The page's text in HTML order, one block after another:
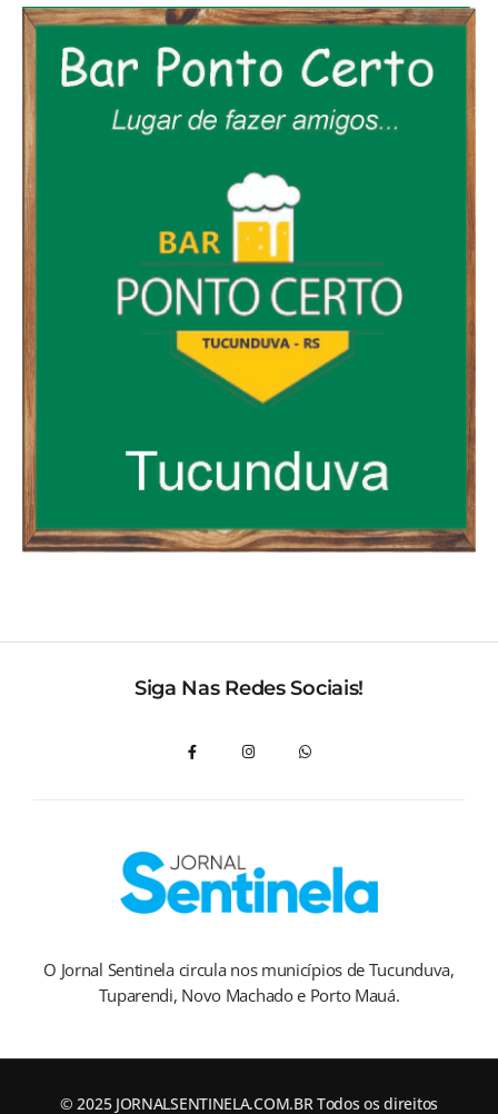
Siga Nas Redes Sociais!
O Jornal Sentinela circula nos municípios de Tucunduva,
Tuparendi, Novo Machado e Porto Mauá.
© 2025 JORNALSENTINELA.COM.BR Todos os direitos